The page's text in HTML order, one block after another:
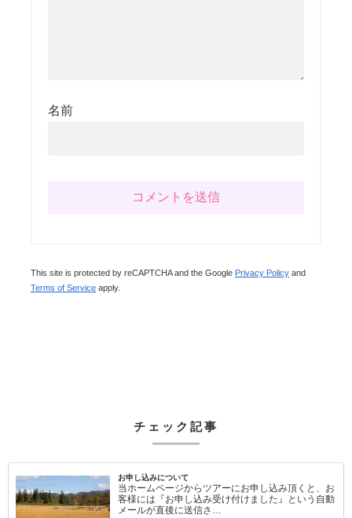
名前
This site is protected by reCAPTCHA and the Google Privacy Policy and
Terms of Service apply.
チェック記事
お申し込みについて
当ホームページからツアーにお申し込み頂くと、お
客様には『お申し込み受け付けました』という自動
メールが直後に送信さ…